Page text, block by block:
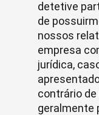
detetive
de
nossos
empresa
jurídica,
contrário
geralmente